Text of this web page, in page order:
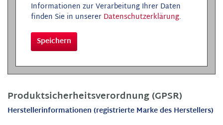
Informationen zur Verarbeitung Ihrer Daten
finden Sie in unserer Datenschutzerklärung.
Speichern
Produktsicherheitsverordnung (GPSR)
Herstellerinformationen (registrierte Marke des Herstellers)